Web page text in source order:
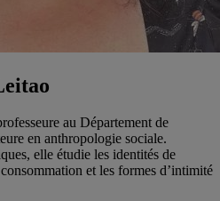
au Département de
en anthropologie sociale.
elle étudie les identités de
et les formes d’intimité